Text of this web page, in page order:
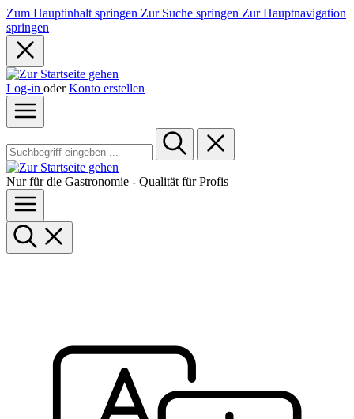
Zum Hauptinhalt springen Zur Suche springen Zur Hauptnavigation
springen
Log-in oder Konto erstellen
Nur für die Gastronomie - Qualität für Profis